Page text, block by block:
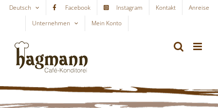
Skip
content
Deutsch Facebook Instagram Kontakt
Anreise
Unternehmen
Mein Konto